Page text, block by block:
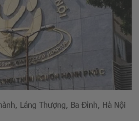
Láng Thượng, Ba Đình, Hà Nội